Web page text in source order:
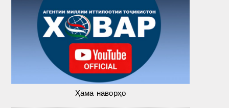
Ҳама наворҳо